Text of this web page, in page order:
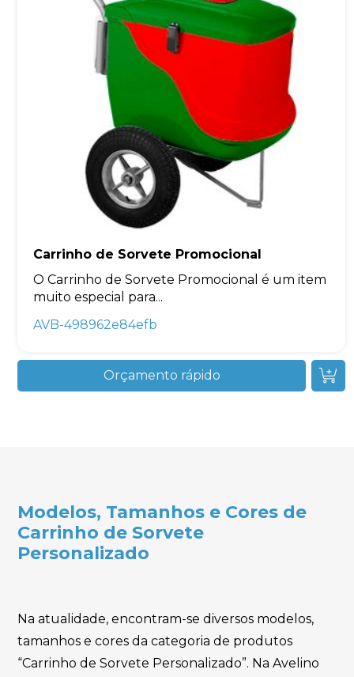
Carrinho de Sorvete Promocional
O Carrinho de Sorvete Promocional é um item
muito especial para...
AVB-498962e84efb
Orçamento rápido
Modelos, Tamanhos e Cores de
Carrinho de Sorvete
Personalizado
Na atualidade, encontram-se diversos modelos,
tamanhos e cores da categoria de produtos
“Carrinho de Sorvete Personalizado”. Na Avelino